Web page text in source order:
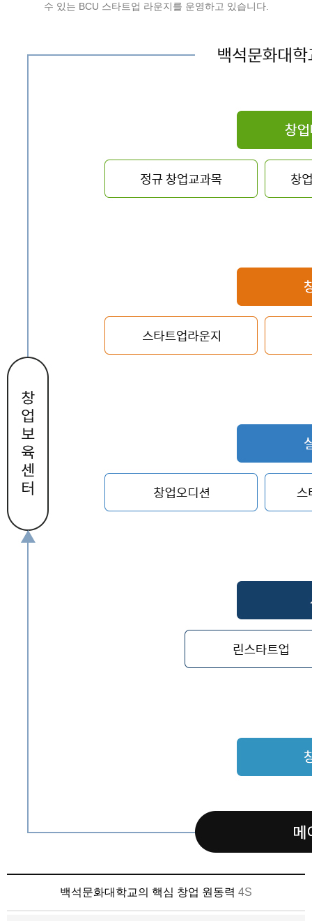
수 있는 BCU 스타트업 라운지를 운영하고 있습니다.
백석문화대학교의 핵심 창업 원동력 4S